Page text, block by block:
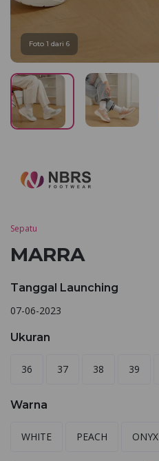
Foto 1 dari 6
Sepatu
MARRA
Tanggal Launching
07-06-2023
Ukuran
36 37 38 39
Warna
WHITE PEACH ONYX